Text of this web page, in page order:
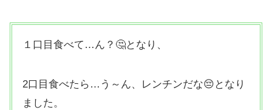
１口目食べて…ん？🤔となり、
2口目食べたら…う～ん、レンチンだな😔となり
ました。